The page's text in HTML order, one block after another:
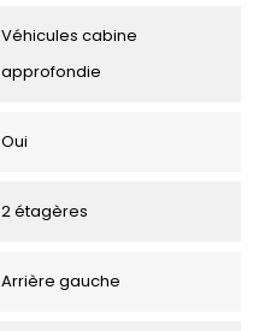
Véhicules cabine
approfondie
Oui
2 étagères
Arrière gauche